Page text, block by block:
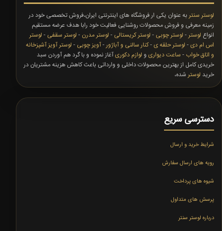
لوستر سنتر به عنوان یکی ار فروشگاه های اینترنتی ایران،فروش تخصصی خود در
زمینه معرفی و فروش محصولات روشنایی فعالیت خود رابا هدف عرضه مستقیم
انواع لوستر - لوستر چوبی - لوستر کریستالی - لوستر مدرن - لوستر سقفی - لوستر
اس ام دی- لوستر حلقه ی-کنار سالنی و آباژور-آویز چوبی - لوستر آویز آشپزخانه
و اتاق خواب - ساعت دیواری و لوازم دکوریآغاز نموده و با گرد هم آوردن سبد
خریدی کامل از بهترین محصولات داخلی و وارداتی باعث کاهش هزینه مشتریان در
خرید لوستر شده،
دسترسی سریع
شرایط خرید و ارسال
رویه های ارسال سفارش
شیوه های پرداخت
پرسش های متداول
درباره لوستر سنتر